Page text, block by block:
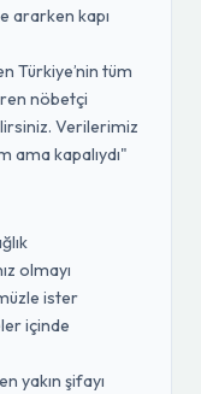
ararken kapı
Türkiye’nin tüm
nöbetçi
Verilerimiz
ama kapalıydı"
olmayı
ister
içinde
yakın şifayı